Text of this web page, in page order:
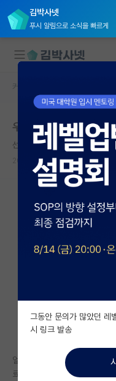
김박사넷
푸시 알림으로 소식을 빠르게
대학원생 모집
국내대학원 정보
연구실&오픈랩
커뮤니티
커뮤니티 홈
전체글보기
베스트 게시판
자유 게시판(아무개
미국 유학 게시판
미국 대학원 합격 후
대학원생 모집 게시판
커뮤니티 홈
우리 연구실이 노답인
선량한 막스 베버
2024.03.24 8 8173
얼마전에 급하게 과제 제안서
료만 찾어주면 본인이 제안서
그동안 문의가 많았던 레
시 링크 발송